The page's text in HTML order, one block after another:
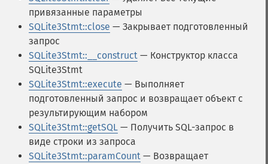
привязанные параметры
SQLite3Stmt::close — Закрывает подготовленный
запрос
SQLite3Stmt::__construct — Конструктор класса
SQLite3Stmt
SQLite3Stmt::execute — Выполняет
подготовленный запрос и возвращает объект с
результирующим набором
SQLite3Stmt::getSQL — Получить SQL-запрос в
виде строки из запроса
SQLite3Stmt::paramCount — Возвращает